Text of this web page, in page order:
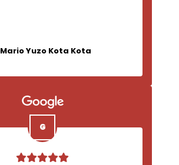
Mario Yuzo Kota Kota